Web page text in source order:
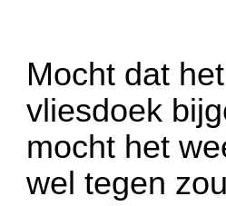
Mocht dat
vliesdoek
mocht het
wel tegen